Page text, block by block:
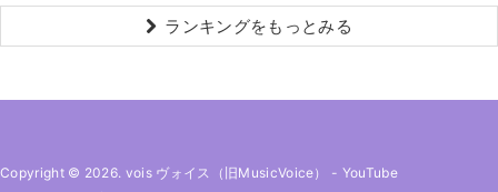
ランキングをもっとみる
Copyright © 2026. vois ヴォイス（旧MusicVoice） - YouTube